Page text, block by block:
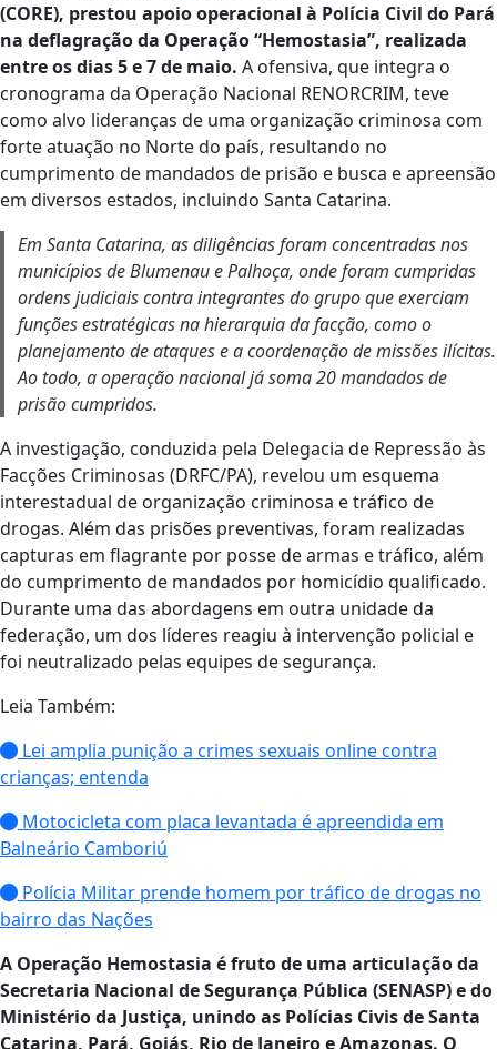
(CORE), prestou apoio operacional à Polícia Civil do Pará
na deflagração da Operação “Hemostasia”, realizada
entre os dias 5 e 7 de maio. A ofensiva, que integra o
cronograma da Operação Nacional RENORCRIM, teve
como alvo lideranças de uma organização criminosa com
forte atuação no Norte do país, resultando no
cumprimento de mandados de prisão e busca e apreensão
em diversos estados, incluindo Santa Catarina.
Em Santa Catarina, as diligências foram concentradas nos
municípios de Blumenau e Palhoça, onde foram cumpridas
ordens judiciais contra integrantes do grupo que exerciam
funções estratégicas na hierarquia da facção, como o
planejamento de ataques e a coordenação de missões ilícitas.
Ao todo, a operação nacional já soma 20 mandados de
prisão cumpridos.
A investigação, conduzida pela Delegacia de Repressão às
Facções Criminosas (DRFC/PA), revelou um esquema
interestadual de organização criminosa e tráfico de
drogas. Além das prisões preventivas, foram realizadas
capturas em flagrante por posse de armas e tráfico, além
do cumprimento de mandados por homicídio qualificado.
Durante uma das abordagens em outra unidade da
federação, um dos líderes reagiu à intervenção policial e
foi neutralizado pelas equipes de segurança.
Leia Também:
Lei amplia punição a crimes sexuais online contra
crianças; entenda
Motocicleta com placa levantada é apreendida em
Balneário Camboriú
Polícia Militar prende homem por tráfico de drogas no
bairro das Nações
A Operação Hemostasia é fruto de uma articulação da
Secretaria Nacional de Segurança Pública (SENASP) e do
Ministério da Justiça, unindo as Polícias Civis de Santa
Catarina, Pará, Goiás, Rio de Janeiro e Amazonas. O